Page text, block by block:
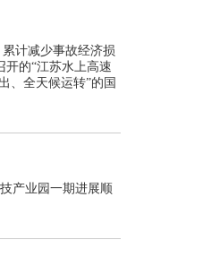
计减少事故经济损
开的“江苏水上高速
、全天候运转”的国
产业园一期进展顺